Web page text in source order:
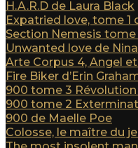
H.A.R.D de Laura Black
Expatried love, tome 1
Section Nemesis tome
Unwanted love de
Arte Corpus 4, Angel et
Fire Biker d’Erin
900 tome 3
900 tome 2
900 de Maelle Poe
Colosse, le maître du